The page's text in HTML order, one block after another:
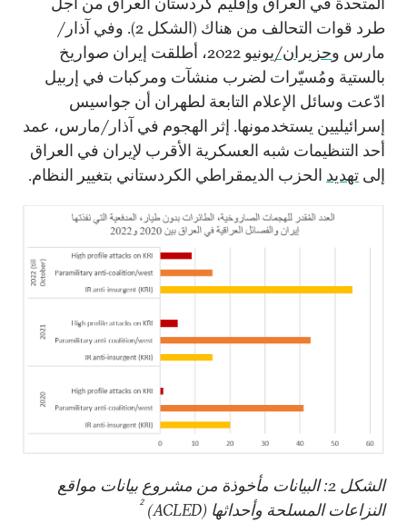
طرد قوات التحالف من هناك (الشكل 2). وفي آذار/
مارس وحزيران/يونيو
2022، أطلقت إيران صواريخ
بالستية ومُسيّرات لضرب منشآت ومركبات في إربيل
ادّعت وسائل الإعلام التابعة لطهران أن جواسيس
إسرائيليين يستخدمونها. إثر الهجوم في آذار/مارس، عمد
أحد التنظيمات شبه العسكرية الأقرب لإيران في العراق
إلى تهديد الحزب الديمقراطي الكردستاني بتغيير النظام.
الشكل 2: البيانات مأخوذة من مشروع بيانات مواقع
النزاعات المسلحة وأحداثها (ACLED)
2